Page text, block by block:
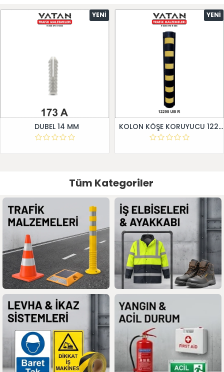
YENI
DUBEL 14 MM
YENI
KOLON KÖŞE KORUYUCU 12295 UB R
Tüm Kategoriler